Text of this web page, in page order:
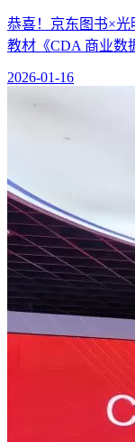
恭喜！京东图书×光
教材《CDA 商业数
2026-01-16